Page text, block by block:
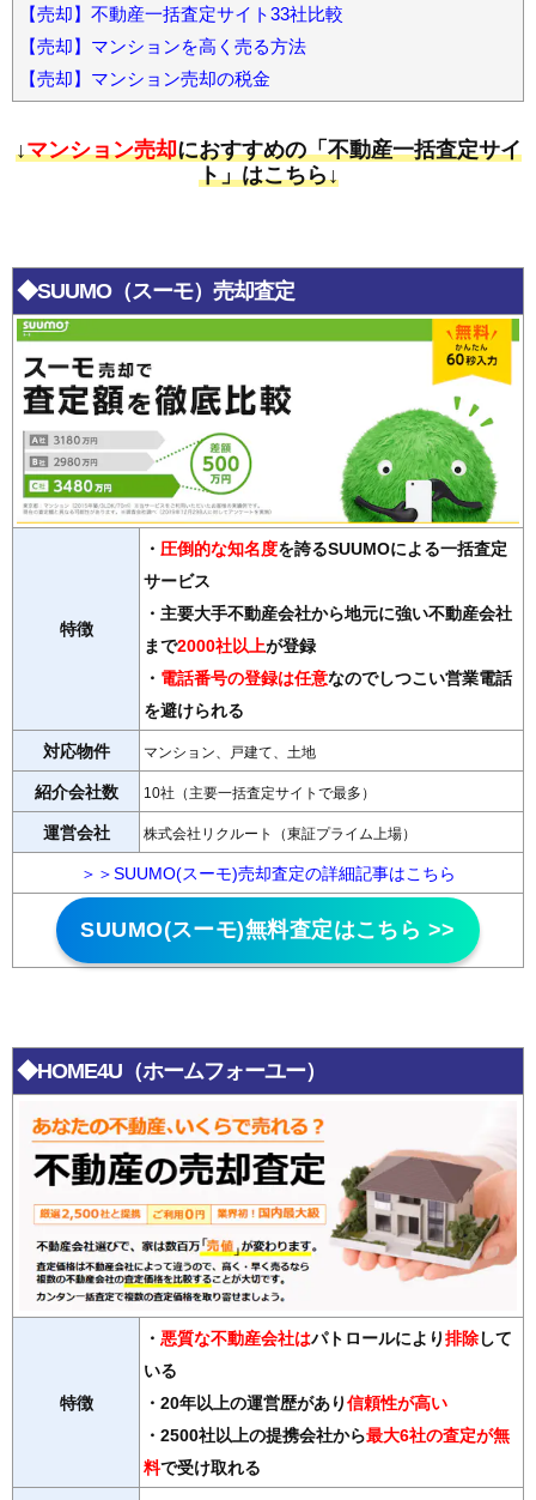
【売却】不動産一括査定サイト33社比較
【売却】マンションを高く売る方法
【売却】マンション売却の税金
↓マンション売却におすすめの「不動産一括査定サイ
ト」はこちら↓
◆SUUMO（スーモ）売却査定
特徴
・ 圧倒的な知名度を誇るSUUMOによる一括査定
サービス
・主要大手不動産会社から地元に強い不動産会社
まで2000社以上が登録
・ 電話番号の登録は任意なのでしつこい営業電話
を避けられる
対応物件 マンション、戸建て、土地
紹介会社数 10社（主要一括査定サイトで最多）
運営会社 株式会社リクルート（東証プライム上場）
＞＞SUUMO(スーモ)売却査定の詳細記事はこちら
SUUMO(スーモ)無料査定はこちら >>
◆HOME4U（ホームフォーユー）
特徴
・ 悪質な不動産会社はパトロールにより排除して
いる
・20年以上の運営歴があり信頼性が高い
・2500社以上の提携会社から最大6社の査定が無
料で受け取れる